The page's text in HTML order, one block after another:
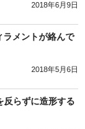
2018年6月9日
ラメントが絡んで
2018年5月6日
反らずに造形する